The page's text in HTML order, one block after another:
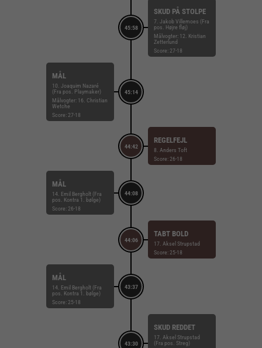
45:58
SKUD PÅ STOLPE
7. Jakob Villemoes (Fra
pos. Højre fløj)
Målvogter: 12. Kristian
Zetterlund
Score: 27-18
45:14
MÅL
10. Joaquim Nazaré
(Fra pos. Playmaker)
Målvogter: 16. Christian
Wetche
Score: 27-18
44:42
REGELFEJL
8. Anders Toft
Score: 26-18
44:08
MÅL
14. Emil Bergholt (Fra
pos. Kontra 1. bølge)
Score: 26-18
44:06
TABT BOLD
17. Aksel Strupstad
Score: 25-18
43:37
MÅL
14. Emil Bergholt (Fra
pos. Kontra 1. bølge)
Score: 25-18
43:30
SKUD REDDET
17. Aksel Strupstad
(Fra pos. Streg)